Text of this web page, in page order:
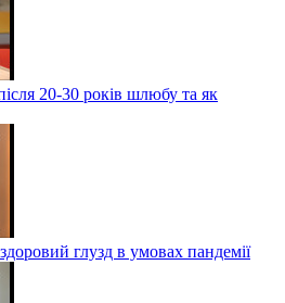
20-30 років шлюбу та як
глузд в умовах пандемії